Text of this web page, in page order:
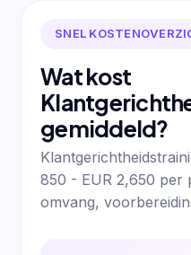
SNEL
Wat kost
gemiddeld?
850 - EUR 2,650 per
omvang,